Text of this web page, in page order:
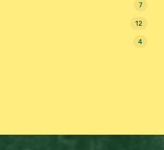
7
12
4